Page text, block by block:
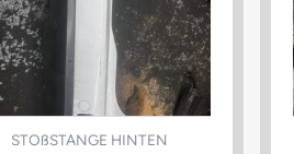
STOßSTANGE HINTEN